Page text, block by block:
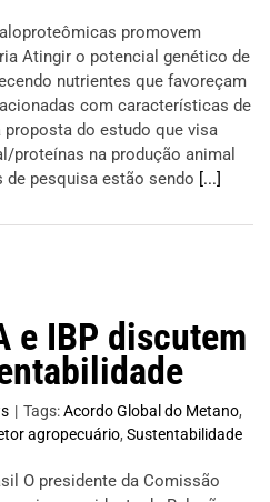
promovem
Atingir o potencial genético de
nutrientes que favoreçam
com características de
proposta do estudo que visa
proteínas na produção animal
pesquisa estão sendo [...]
e IBP discutem
| Tags:Acordo Global do Metano,
agropecuário, Sustentabilidade
O presidente da Comissão